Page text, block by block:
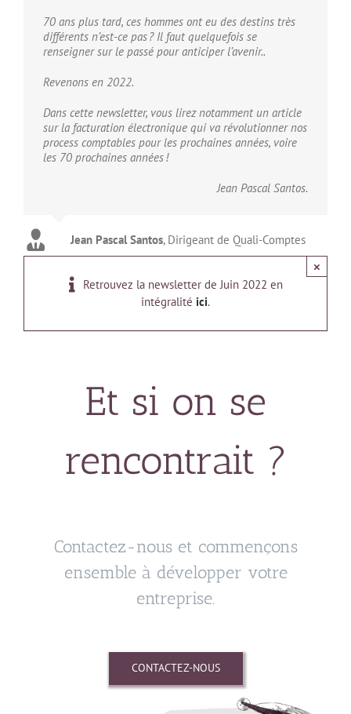
70 ans plus tard, ces hommes ont eu des destins très
différents n’est-ce pas ? Il faut quelquefois se
renseigner sur le passé pour anticiper l’avenir..
Revenons en 2022.
Dans cette newsletter, vous lirez notamment un article
sur la facturation électronique qui va révolutionner nos
process comptables pour les prochaines années, voire
les 70 prochaines années !
Jean Pascal Santos.
Jean Pascal Santos, Dirigeant de Quali-Comptes
Retrouvez la newsletter de Juin 2022 en
intégralité ici.
×
Et si on se
rencontrait ?
Contactez-nous et commençons
ensemble à développer votre
entreprise.
CONTACTEZ-NOUS